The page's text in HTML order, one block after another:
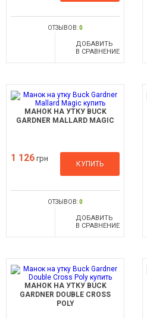
ОТЗЫВОВ:0
ДОБАВИТЬ
В СРАВНЕНИЕ
МАНОК НА УТКУ BUCK
GARDNER MALLARD MAGIC
1 126 грн
КУПИТЬ
ОТЗЫВОВ:0
ДОБАВИТЬ
В СРАВНЕНИЕ
МАНОК НА УТКУ BUCK
GARDNER DOUBLE CROSS
POLY